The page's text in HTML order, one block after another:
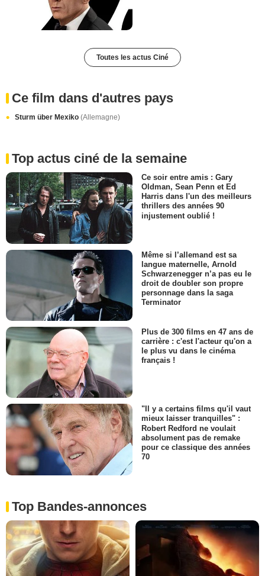
Toutes les actus Ciné
Ce film dans d'autres pays
Sturm über Mexiko (Allemagne)
Top actus ciné de la semaine
Ce soir entre amis : Gary
Oldman, Sean Penn et Ed
Harris dans l'un des meilleurs
thrillers des années 90
injustement oublié !
Même si l’allemand est sa
langue maternelle, Arnold
Schwarzenegger n’a pas eu le
droit de doubler son propre
personnage dans la saga
Terminator
Plus de 300 films en 47 ans de
carrière : c'est l'acteur qu'on a
le plus vu dans le cinéma
français !
"Il y a certains films qu'il vaut
mieux laisser tranquilles" :
Robert Redford ne voulait
absolument pas de remake
pour ce classique des années
70
Top Bandes-annonces